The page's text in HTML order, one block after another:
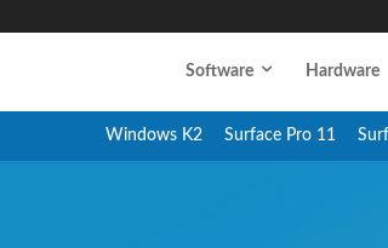
Software Hardware
Windows K2 Surface Pro 11